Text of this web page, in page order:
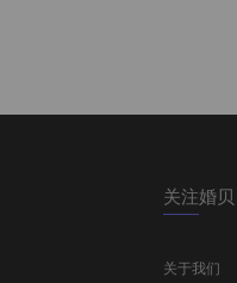
关注婚贝
关于我们